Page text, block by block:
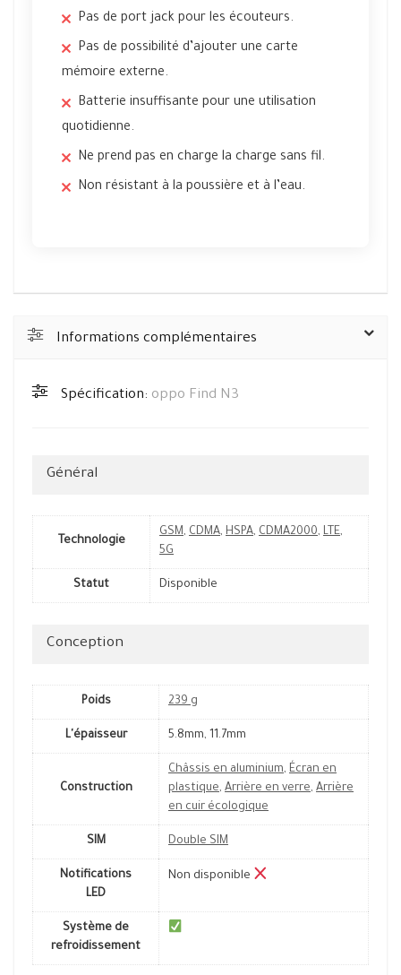
Pas de port jack pour les écouteurs.
Pas de possibilité d’ajouter une carte
mémoire externe.
Batterie insuffisante pour une utilisation
quotidienne.
Ne prend pas en charge la charge sans fil.
Non résistant à la poussière et à l’eau.
Informations complémentaires
Spécification: oppo Find N3
Général
Technologie
GSM, CDMA, HSPA, CDMA2000, LTE,
5G
Statut Disponible
Conception
Poids 239 g
L'épaisseur 5.8mm, 11.7mm
Construction
Châssis en aluminium, Écran en
plastique, Arrière en verre, Arrière
en cuir écologique
SIM Double SIM
Notifications
LED
Non disponible
Système de
refroidissement